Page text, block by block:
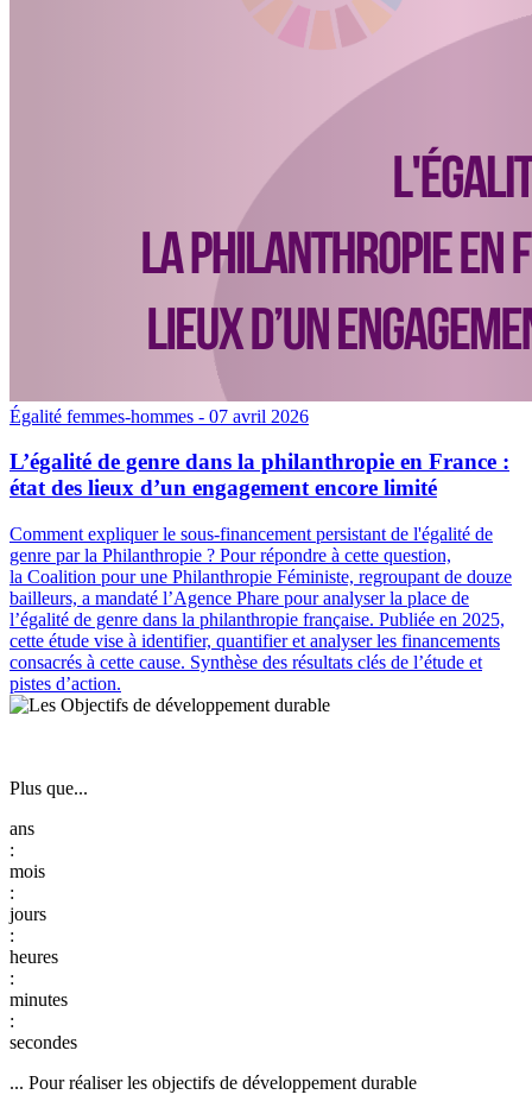
Égalité femmes-hommes - 07 avril 2026
L’égalité de genre dans la philanthropie en France :
état des lieux d’un engagement encore limité
Comment expliquer le sous-financement persistant de l'égalité de
genre par la Philanthropie ? Pour répondre à cette question,
la Coalition pour une Philanthropie Féministe, regroupant de douze
bailleurs, a mandaté l’Agence Phare pour analyser la place de
l’égalité de genre dans la philanthropie française. Publiée en 2025,
cette étude vise à identifier, quantifier et analyser les financements
consacrés à cette cause. Synthèse des résultats clés de l’étude et
pistes d’action.
Plus que...
:
:
:
:
:
... Pour réaliser les objectifs de développement durable